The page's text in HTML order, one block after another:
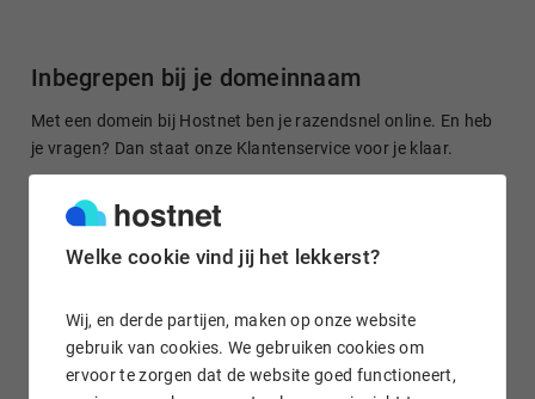
Welke cookie vind jij het lekkerst?
Wij, en derde partijen, maken op onze website
gebruik van cookies. We gebruiken cookies om
ervoor te zorgen dat de website goed functioneert,
Inbegrepen bij je domeinnaam
Met een domein bij Hostnet ben je razendsnel online. En heb
je vragen? Dan staat onze Klantenservice voor je klaar.
Gratis domein doorsturen
Stuur je domeinnaam kosteloos door naar een site of je
socialmedia-profiel. Het is in enkele klikken geregeld.